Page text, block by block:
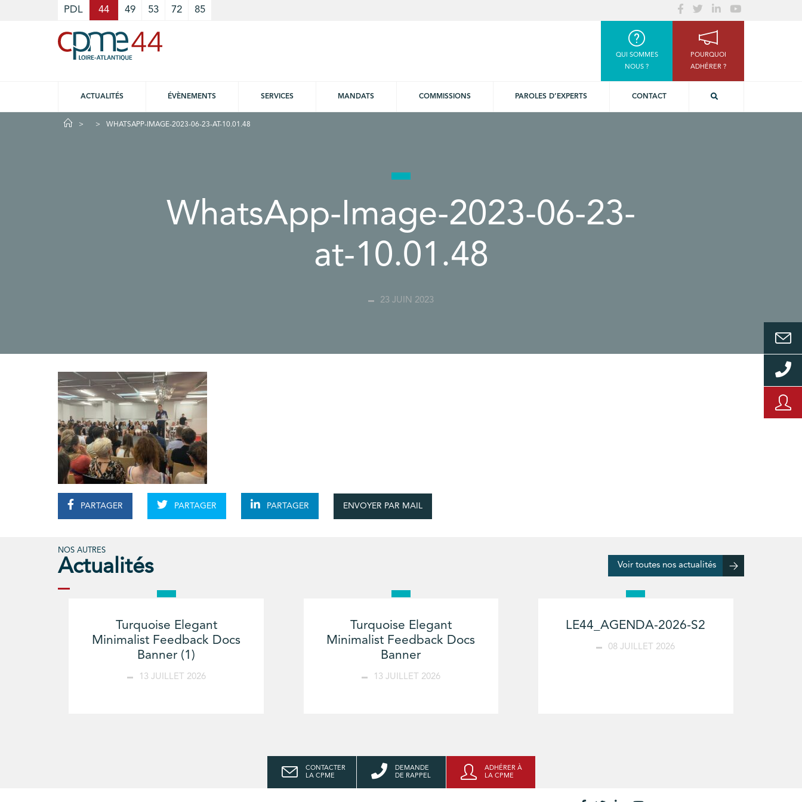
PDL 44 49 53 72 85
QUI SOMMES
NOUS ?
POURQUOI
ADHÉRER ?
ACTUALITÉS ÉVÈNEMENTS SERVICES MANDATS COMMISSIONS PAROLES D’EXPERTS CONTACT
WHATSAPP-IMAGE-2023-06-23-AT-10.01.48
WhatsApp-Image-2023-06-23-
at-10.01.48
23 JUIN 2023
PARTAGER PARTAGER PARTAGER ENVOYER PAR MAIL
NOS AUTRES
Actualités Voir toutes nos actualités
Turquoise Elegant
Minimalist Feedback Docs
Banner (1)
13 JUILLET 2026
Turquoise Elegant
Minimalist Feedback Docs
Banner
13 JUILLET 2026
LE44_AGENDA-2026-S2
08 JUILLET 2026
CONTACTER
LA CPME
DEMANDE
DE RAPPEL
ADHÉRER À
LA CPME
Cookies management panel